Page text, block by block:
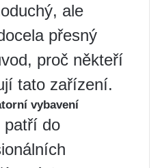
ale
přesný
proč někteří
tato zařízení.
vybavení
patří do